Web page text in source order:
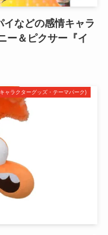
などの感情キャラ
ー＆ピクサー『イ
ャラクターグッズ・テーマパーク)